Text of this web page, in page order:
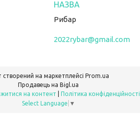
Рибар
2022rybar@gmail.com
створений на маркетплейсі Prom.ua
Продавець на Bigl.ua
на контент
Політика конфіденційності
Select Language ▼